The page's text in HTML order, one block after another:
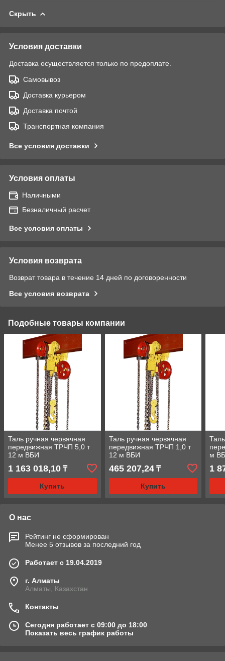
Скрыть
Условия доставки
Доставка осуществляется только по предоплате.
Самовывоз
Доставка курьером
Доставка почтой
Транспортная компания
Все условия доставки
Условия оплаты
Наличными
Безналичный расчет
Все условия оплаты
Условия возврата
Возврат товара в течение 14 дней по договоренности
Все условия возврата
Подобные товары компании
Таль ручная червячная
передвижная ТРЧП 5,0 т
12 м ВБИ
1 163 018,10 ₸
Купить
Таль ручная червячная
передвижная ТРЧП 1,0 т
12 м ВБИ
465 207,24₸
Купить
м
1
О нас
Рейтинг не сформирован
Менее 5 отзывов за последний год
Работает с 19.04.2019
г. Алматы
Алматы, Казахстан
Контакты
Сегодня работает с 09:00 до 18:00
Показать весь график работы